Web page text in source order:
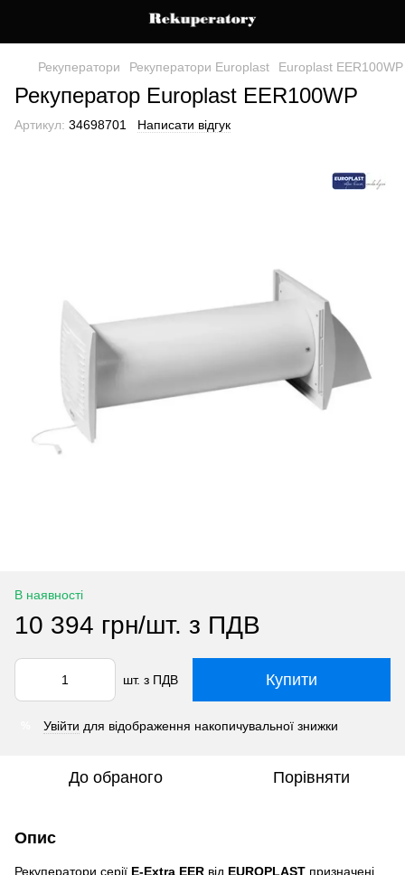
Рекуператори Рекуператори Europlast Europlast EER100WP
Рекуператор Europlast EER100WP
Артикул: 34698701 Написати відгук
В наявності
10 394 грн/шт. з ПДВ
шт. з ПДВ Купити
Увійти для відображення накопичувальної знижки
До обраного Порівняти
Опис
Рекуператори серії E-Extra EER від EUROPLAST призначені